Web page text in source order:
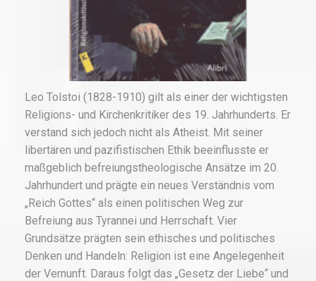
Leo Tolstoi (1828-1910) gilt als einer der wichtigsten
Religions- und Kirchenkritiker des 19. Jahrhunderts. Er
verstand sich jedoch nicht als Atheist. Mit seiner
libertären und pazifistischen Ethik beeinflusste er
maßgeblich befreiungstheologische Ansätze im 20.
Jahrhundert und prägte ein neues Verständnis vom
„Reich Gottes“ als einen politischen Weg zur
Befreiung aus Tyrannei und Herrschaft. Vier
Grundsätze prägten sein ethisches und politisches
Denken und Handeln: Religion ist eine Angelegenheit
der Vernunft. Daraus folgt das „Gesetz der Liebe“ und